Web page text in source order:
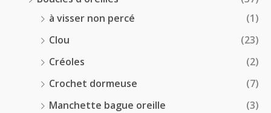
à visser non percé
(1)
Clou
(23)
Créoles
(2)
Crochet dormeuse
(7)
Manchette bague oreille
(3)